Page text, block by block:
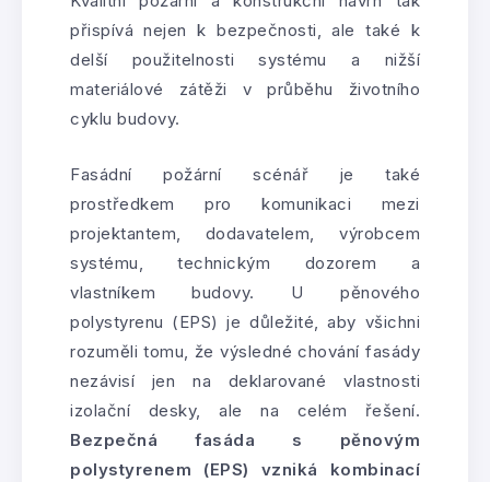
přispívá nejen k bezpečnosti, ale také k
delší použitelnosti systému a nižší
materiálové zátěži v průběhu životního
cyklu budovy.
Fasádní požární scénář je také
prostředkem pro komunikaci mezi
projektantem, dodavatelem, výrobcem
systému, technickým dozorem a
vlastníkem budovy. U pěnového
polystyrenu (EPS) je důležité, aby všichni
rozuměli tomu, že výsledné chování fasády
nezávisí jen na deklarované vlastnosti
izolační desky, ale na celém řešení.
Bezpečná fasáda s pěnovým
polystyrenem (EPS) vzniká kombinací